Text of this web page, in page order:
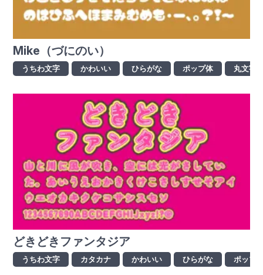
Mike（づにのい）
うちわ文字 かわいい ひらがな ポップ体 丸文字
どきどきファンタジア
うちわ文字 カタカナ かわいい ひらがな ポップ